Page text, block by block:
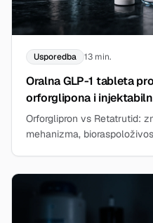
Usporedba 13 min.
Oralna GLP-1 tableta
orforglipona i
Orforglipron vs Retatrutid:
mehanizma,